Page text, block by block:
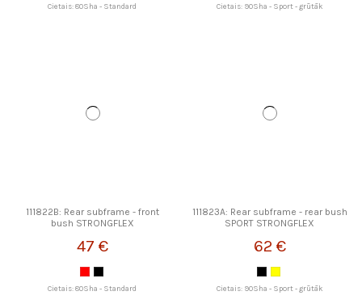
Cietais: 80Sha - Standard Cietais: 90Sha - Sport - grūtāk
111822B: Rear subframe - front
bush STRONGFLEX
47 €
Cietais: 80Sha - Standard
111823A: Rear subframe - rear bush
SPORT STRONGFLEX
62 €
Cietais: 90Sha - Sport - grūtāk